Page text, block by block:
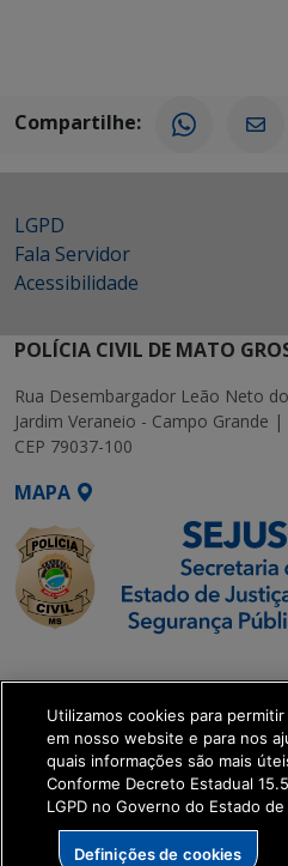
Compartilhe:
LGPD
Fala Servidor
Acessibilidade
POLÍCIA CIVIL DE MATO
Rua Desembargador Leão Neto
Jardim Veraneio - Campo Grande |
CEP 79037-100
MAPA
Transformação Digital
get_footer();
Utilizamos cookies para
em nosso website e para nos
quais informações são mais
Conforme Decreto Estadual
LGPD no Governo do Estado
Definições de cookies